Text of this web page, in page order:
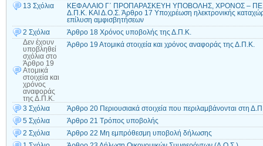
13 Σχόλια
ΚΕΦΑΛΑΙΟ Γ΄ ΠΡΟΠΑΡΑΣΚΕΥΗ ΥΠΟΒΟΛΗΣ, ΧΡΟΝΟΣ –
Δ.Π.Κ. ΚΑΙ Δ.Ο.Σ. Άρθρο 17 Υποχρέωση ηλεκτρονικής
επίλυση αμφισβητήσεων
2 Σχόλια
Άρθρο 18 Χρόνος υποβολής της Δ.Π.Κ.
Δεν έχουν
υποβληθεί
σχόλια στο
Άρθρο 19
Ατομικά
στοιχεία και
χρόνος
αναφοράς
της Δ.Π.Κ.
Άρθρο 19 Ατομικά στοιχεία και χρόνος αναφοράς της Δ.Π.Κ.
3 Σχόλια
Άρθρο 20 Περιουσιακά στοιχεία που περιλαμβάνονται στη
5 Σχόλια
Άρθρο 21 Τρόπος υποβολής
2 Σχόλια
Άρθρο 22 Μη εμπρόθεσμη υποβολή δήλωσης